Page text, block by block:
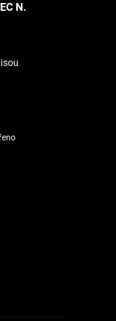
N.